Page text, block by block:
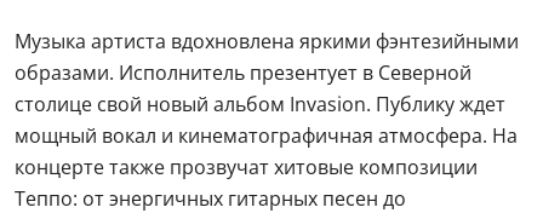
Музыка артиста вдохновлена яркими фэнтезийными
образами. Исполнитель презентует в Северной
столице свой новый альбом Invasion. Публику ждет
мощный вокал и кинематографичная атмосфера. На
концерте также прозвучат хитовые композиции
Теппо: от энергичных гитарных песен до